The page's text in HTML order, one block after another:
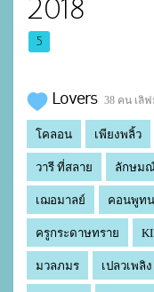
2018
5
Lovers 38 คน เลิ
โคลอน เพียงพลิ้ว
วารี ที่สลาย ลักษม
เฌอมาลย์ คอนพูทน
ครูกระดาษทราย
มวลภมร เปลวเพลิง